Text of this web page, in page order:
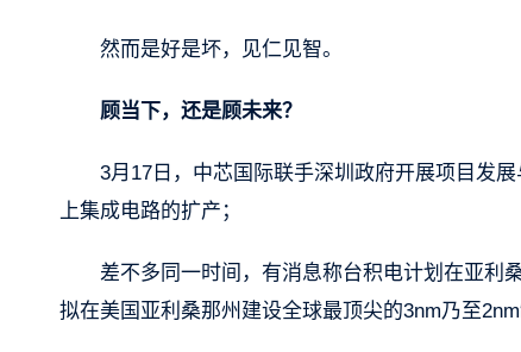
然而是好是坏，见仁见智。
顾当下，还是顾未来？
3月17日，中芯国际联手深圳政府开展项目发
上集成电路的扩产；
差不多同一时间，有消息称台积电计划在亚利
拟在美国亚利桑那州建设全球最顶尖的3nm乃至2nm